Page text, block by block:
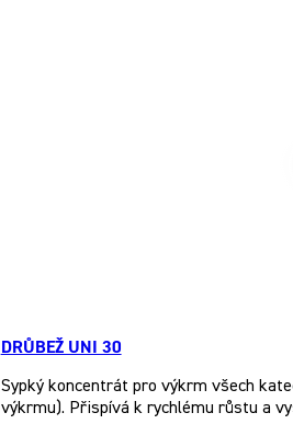
DRŮBEŽ UNI 30
Sypký koncentrát pro výkrm všech
výkrmu). Přispívá k rychlému růstu a